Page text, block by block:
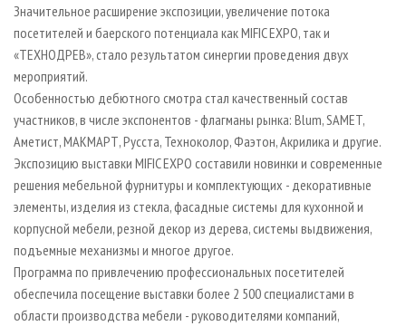
Значительное расширение экспозиции, увеличение потока
посетителей и баерского потенциала как MIFIC EXPO, так и
«ТЕХНОДРЕВ», стало результатом синергии проведения двух
мероприятий.
Особенностью дебютного смотра стал качественный состав
участников, в числе экспонентов - флагманы рынка: Blum, SAMET,
Аметист, МАКМАРТ, Русста, Техноколор, Фаэтон, Акрилика и другие.
Экспозицию выставки MIFIC EXPO составили новинки и современные
решения мебельной фурнитуры и комплектующих - декоративные
элементы, изделия из стекла, фасадные системы для кухонной и
корпусной мебели, резной декор из дерева, системы выдвижения,
подъемные механизмы и многое другое.
Программа по привлечению профессиональных посетителей
обеспечила посещение выставки более 2 500 специалистами в
области производства мебели - руководителями компаний,